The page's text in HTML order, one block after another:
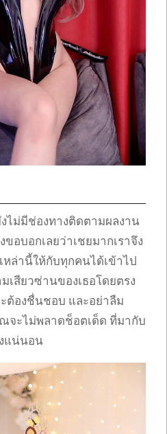
ไม่มีช่องทางติดตามผลงาน
อบอกเลยว่าเชยมากเราจึง
หล่านี้ให้กับทุกคนได้เข้าไป
เสียวซ่านของเธอโดยตรง
ต้องชื่นชอบ และอย่าลืม
จะไม่พลาดช็อตเด็ด ที่มากับ
แน่นอน